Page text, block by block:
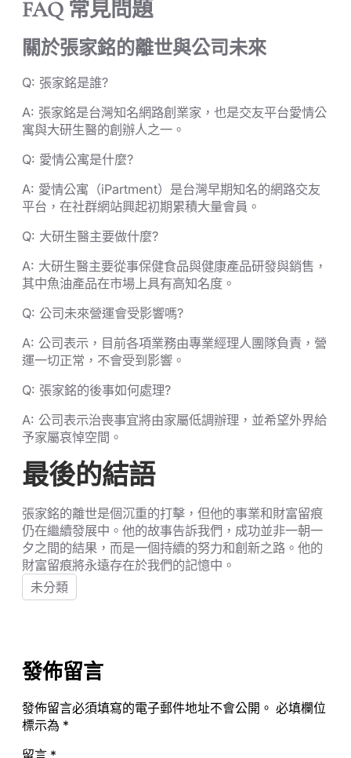
FAQ 常見問題
關於張家銘的離世與公司未來
Q: 張家銘是誰?
A: 張家銘是台灣知名網路創業家，也是交友平台愛情公
寓與大研生醫的創辦人之一。
Q: 愛情公寓是什麼?
A: 愛情公寓（iPartment）是台灣早期知名的網路交友
平台，在社群網站興起初期累積大量會員。
Q: 大研生醫主要做什麼?
A: 大研生醫主要從事保健食品與健康產品研發與銷售，
其中魚油產品在市場上具有高知名度。
Q: 公司未來營運會受影響嗎?
A: 公司表示，目前各項業務由專業經理人團隊負責，營
運一切正常，不會受到影響。
Q: 張家銘的後事如何處理?
A: 公司表示治喪事宜將由家屬低調辦理，並希望外界給
予家屬哀悼空間。
最後的結語
張家銘的離世是個沉重的打擊，但他的事業和財富留痕
仍在繼續發展中。他的故事告訴我們，成功並非一朝一
夕之間的結果，而是一個持續的努力和創新之路。他的
財富留痕將永遠存在於我們的記憶中。
未分類
發佈留言
發佈留言必須填寫的電子郵件地址不會公開。 必填欄位
標示為 *
留言 *